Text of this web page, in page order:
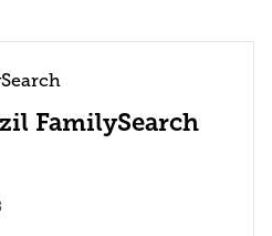
FamilySearch